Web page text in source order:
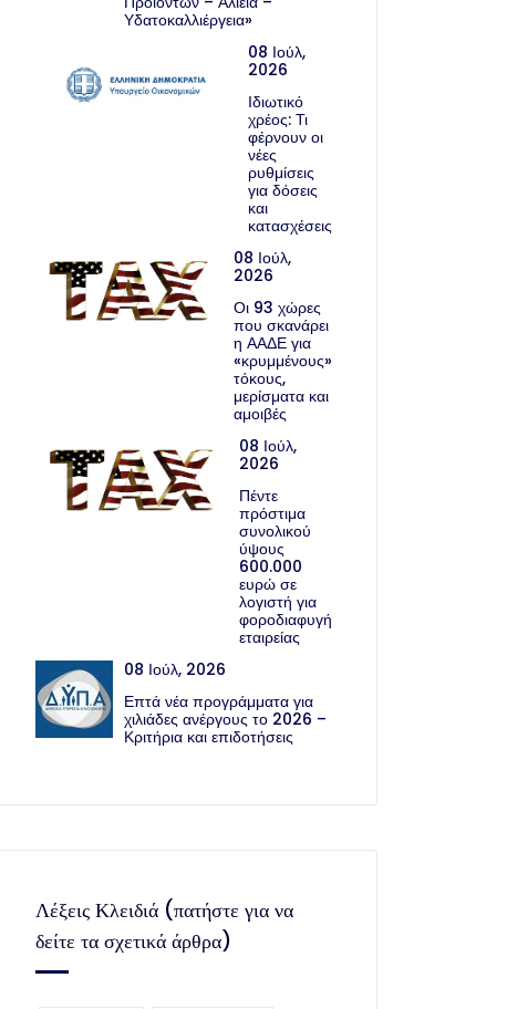
Υδατοκαλλιέργεια»
08 Ιούλ,
2026
Ιδιωτικό
χρέος: Τι
φέρνουν οι
νέες
ρυθμίσεις
για δόσεις
και
κατασχέσεις
08 Ιούλ,
2026
Οι 93 χώρες
που σκανάρει
η ΑΑΔΕ για
«κρυμμένους»
τόκους,
μερίσματα και
αμοιβές
08 Ιούλ,
2026
Πέντε
πρόστιμα
συνολικού
ύψους
600.000
ευρώ σε
λογιστή για
φοροδιαφυγή
εταιρείας
08 Ιούλ, 2026
Επτά νέα προγράμματα για
χιλιάδες ανέργους το 2026 –
Κριτήρια και επιδοτήσεις
Λέξεις Κλειδιά (πατήστε για να
δείτε τα σχετικά άρθρα)